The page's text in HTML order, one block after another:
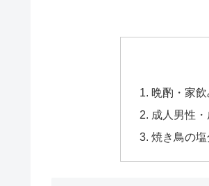
晩酌・家
成人男性
焼き鳥の